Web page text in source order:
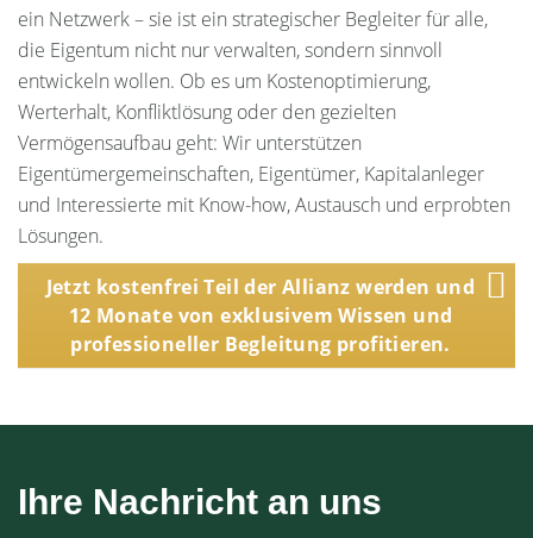
ein Netzwerk – sie ist ein strategischer Begleiter für alle,
die Eigentum nicht nur verwalten, sondern sinnvoll
entwickeln wollen. Ob es um Kostenoptimierung,
Werterhalt, Konfliktlösung oder den gezielten
Vermögensaufbau geht: Wir unterstützen
Eigentümergemeinschaften, Eigentümer, Kapitalanleger
und Interessierte mit Know-how, Austausch und erprobten
Lösungen.
Jetzt kostenfrei Teil der Allianz werden und
12 Monate von exklusivem Wissen und
professioneller Begleitung profitieren.
Ihre Nachricht an uns